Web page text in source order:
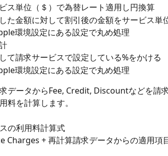
ス単位（＄）で為替レート適用し円換算
た金額に対して割引後の金額をサービス単
環境設定にある設定で丸め処理
て請求サービスで設定している%をかける
環境設定にある設定で丸め処理
データからFee, Credit, Discountなどを請
料を計算します。
の利用料計算式
Charges + 再計算請求データからの適用項